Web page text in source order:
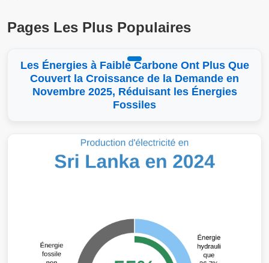
Pages Les Plus Populaires
Les Énergies à Faible Carbone Ont Plus Que
Couvert la Croissance de la Demande en
Novembre 2025, Réduisant les Énergies
Fossiles